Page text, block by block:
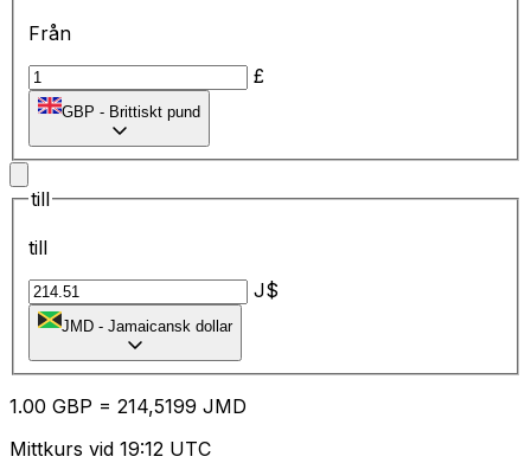
Från
£
GBP - Brittiskt pund
till
till
J$
JMD - Jamaicansk dollar
1.00 GBP = 214,5199 JMD
Mittkurs vid 19:12 UTC